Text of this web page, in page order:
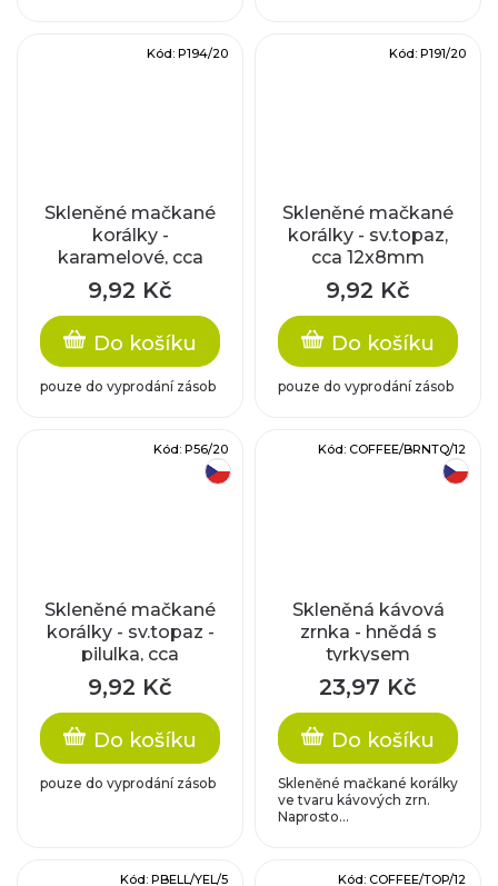
Skleněné mačkané
korálky -
karamelové, cca
17,6x9,2x3,5mm
9,92 Kč
Do košíku
pouze do vyprodání zásob
Kód: P194/20
Skleněné mačkané
korálky - sv.topaz,
cca 12x8mm
9,92 Kč
Do košíku
pouze do vyprodání zásob
Kód: P191/20
Skleněné mačkané
korálky - sv.topaz -
pilulka, cca
9,5x3,9mm
9,92 Kč
Do košíku
pouze do vyprodání zásob
Kód: P56/20
Skleněná kávová
zrnka - hnědá s
tyrkysem
23,97 Kč
Do košíku
Skleněné mačkané korálky
ve tvaru kávových zrn.
Naprosto...
Kód: COFFEE/BRNTQ/12
Kód: PBELL/YEL/5 Kód: COFFEE/TOP/12